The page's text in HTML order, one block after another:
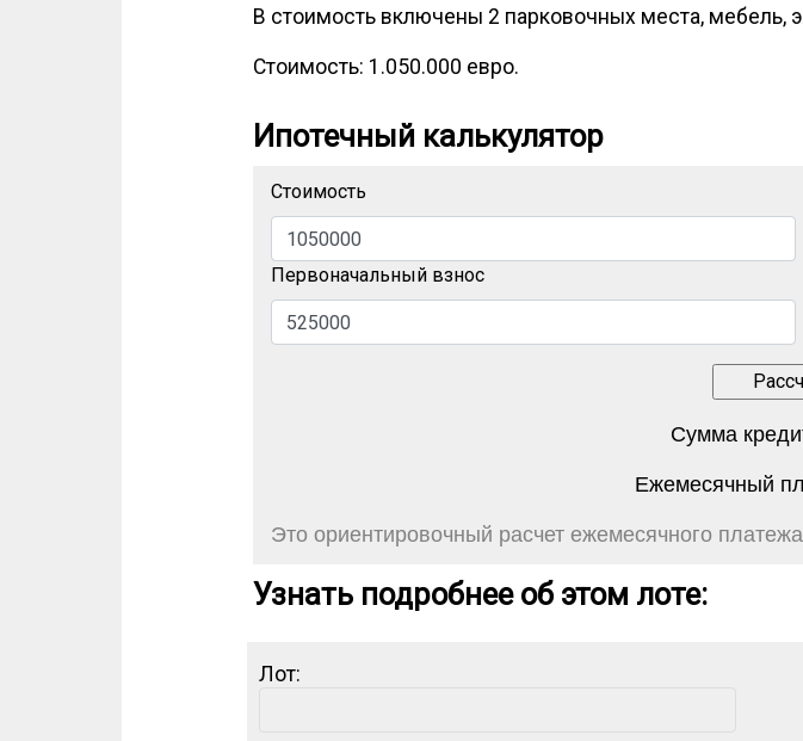
В стоимость включены 2 парковочных места, мебель,
Стоимость: 1.050.000 евро.
Ипотечный калькулятор
Стоимость
Первоначальный взнос
Сумма
Ежемесячный
Это ориентировочный расчет ежемесячного
Узнать подробнее об этом лоте:
Лот: